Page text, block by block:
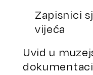
Zapisnici
vijeća
Uvid u